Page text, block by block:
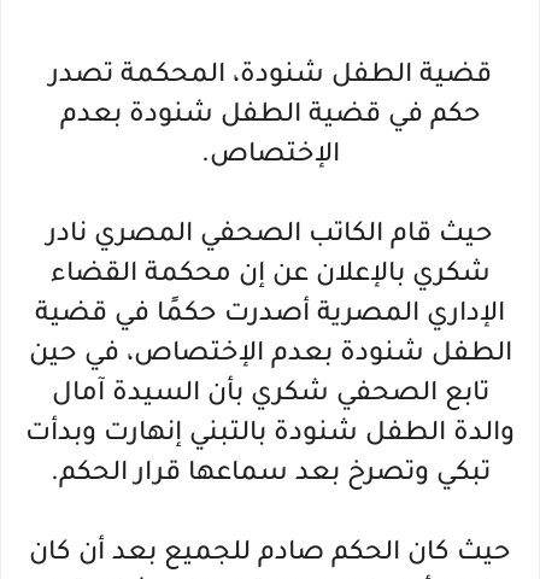
قضية الطفل شنودة، المحكمة تصدر
حكم في قضية الطفل شنودة بعدم
الإختصاص.
حيث قام الكاتب الصحفي المصري نادر
شكري بالإعلان عن إن محكمة القضاء
الإداري المصرية أصدرت حكمًا في قضية
الطفل شنودة بعدم الإختصاص، في حين
تابع الصحفي شكري بأن السيدة آمال
والدة الطفل شنودة بالتبني إنهارت وبدأت
تبكي وتصرخ بعد سماعها قرار الحكم.
حيث كان الحكم صادم للجميع بعد أن كان